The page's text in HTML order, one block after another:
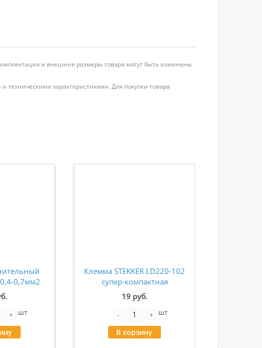
и внешние размеры товара могут быть изменены
техническими характеристиками. Для покупки товара
0,7мм2
LD800-001
39548
+ шт
Клемма STEKKER LD220-102
супер-компактная
разветвительная 1 вход 2
выхода 49786
19 руб.
- + шт
В корзину